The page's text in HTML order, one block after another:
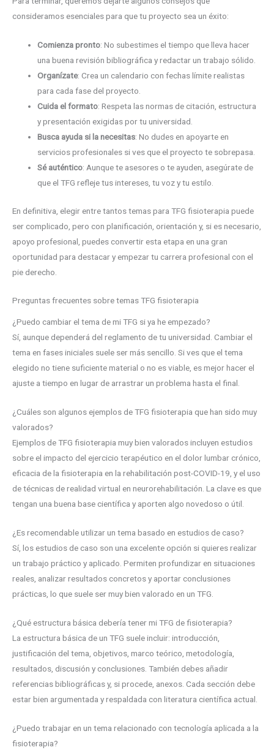
consideramos esenciales para que tu proyecto sea un éxito:
Comienza pronto: No subestimes el tiempo que lleva hacer
una buena revisión bibliográfica y redactar un trabajo sólido.
Organízate: Crea un calendario con fechas límite realistas
para cada fase del proyecto.
Cuida el formato: Respeta las normas de citación, estructura
y presentación exigidas por tu universidad.
Busca ayuda si la necesitas: No dudes en apoyarte en
servicios profesionales si ves que el proyecto te sobrepasa.
Sé auténtico: Aunque te asesores o te ayuden, asegúrate de
que el TFG refleje tus intereses, tu voz y tu estilo.
En definitiva, elegir entre tantos temas para TFG fisioterapia puede
ser complicado, pero con planificación, orientación y, si es necesario,
apoyo profesional, puedes convertir esta etapa en una gran
oportunidad para destacar y empezar tu carrera profesional con el
pie derecho.
Preguntas frecuentes sobre temas TFG fisioterapia
¿Puedo cambiar el tema de mi TFG si ya he empezado?
Sí, aunque dependerá del reglamento de tu universidad. Cambiar el
tema en fases iniciales suele ser más sencillo. Si ves que el tema
elegido no tiene suficiente material o no es viable, es mejor hacer el
ajuste a tiempo en lugar de arrastrar un problema hasta el final.
¿Cuáles son algunos ejemplos de TFG fisioterapia que han sido muy
valorados?
Ejemplos de TFG fisioterapia muy bien valorados incluyen estudios
sobre el impacto del ejercicio terapéutico en el dolor lumbar crónico,
eficacia de la fisioterapia en la rehabilitación post-COVID-19, y el uso
de técnicas de realidad virtual en neurorehabilitación. La clave es que
tengan una buena base científica y aporten algo novedoso o útil.
¿Es recomendable utilizar un tema basado en estudios de caso?
Sí, los estudios de caso son una excelente opción si quieres realizar
un trabajo práctico y aplicado. Permiten profundizar en situaciones
reales, analizar resultados concretos y aportar conclusiones
prácticas, lo que suele ser muy bien valorado en un TFG.
¿Qué estructura básica debería tener mi TFG de fisioterapia?
La estructura básica de un TFG suele incluir: introducción,
justificación del tema, objetivos, marco teórico, metodología,
resultados, discusión y conclusiones. También debes añadir
referencias bibliográficas y, si procede, anexos. Cada sección debe
estar bien argumentada y respaldada con literatura científica actual.
¿Puedo trabajar en un tema relacionado con tecnología aplicada a la
fisioterapia?